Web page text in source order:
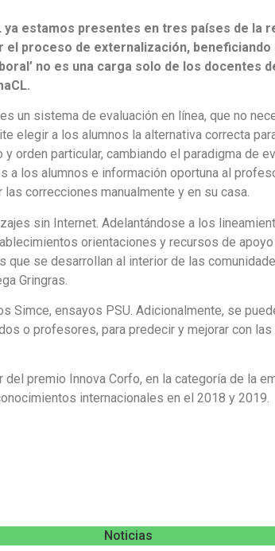
estamos presentes en tres países de la
proceso de externalización, beneficiando
no es una carga solo de los docentes
un sistema de evaluación en línea, que no
elegir a los alumnos la alternativa correcta
orden particular, cambiando el paradigma de
los alumnos e información oportuna al
correcciones manualmente y en su casa.
sin Internet. Adelantándose a los
orientaciones y recursos de
se desarrollan al interior de las
Gringras.
Simce, ensayos PSU. Adicionalmente, se
o profesores, para predecir y mejorar con
premio Innova Corfo, en la categoría de la
internacionales en el 2018 y 2019.
Noticias